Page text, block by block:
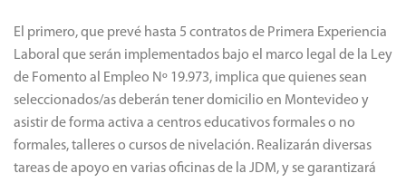
El primero, que prevé hasta 5 contratos de Primera Experiencia
Laboral que serán implementados bajo el marco legal de la Ley
de Fomento al Empleo Nº 19.973, implica que quienes sean
seleccionados/as deberán tener domicilio en Montevideo y
asistir de forma activa a centros educativos formales o no
formales, talleres o cursos de nivelación. Realizarán diversas
tareas de apoyo en varias oficinas de la JDM, y se garantizará